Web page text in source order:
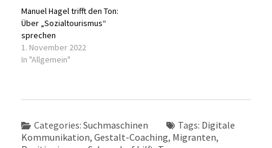
Manuel Hagel trifft den Ton:
Über „Sozialtourismus“
sprechen
1. November 2022
In "Allgemein"
Categories: Suchmaschinen Tags: Digitale
Kommunikation, Gestalt-Coaching, Migranten,